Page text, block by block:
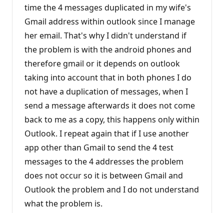
time the 4 messages duplicated in my wife's
Gmail address within outlook since I manage
her email. That's why I didn't understand if
the problem is with the android phones and
therefore gmail or it depends on outlook
taking into account that in both phones I do
not have a duplication of messages, when I
send a message afterwards it does not come
back to me as a copy, this happens only within
Outlook. I repeat again that if I use another
app other than Gmail to send the 4 test
messages to the 4 addresses the problem
does not occur so it is between Gmail and
Outlook the problem and I do not understand
what the problem is.